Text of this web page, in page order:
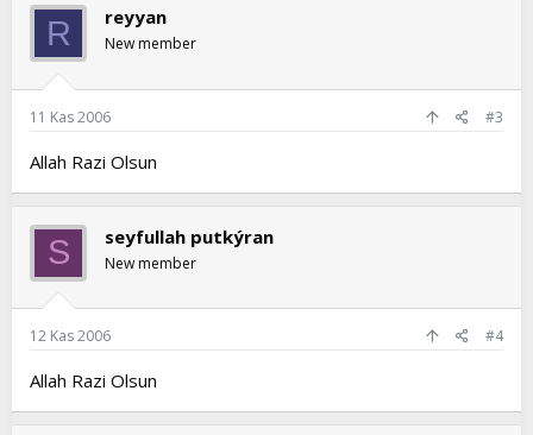
R reyyan
New member
11 Kas 2006 #3
Allah Razi Olsun
S seyfullah putkýran
New member
12 Kas 2006 #4
Allah Razi Olsun